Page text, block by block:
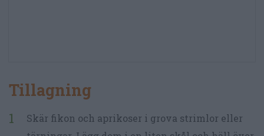
Tillagning
Skär fikon och aprikoser i grova strimlor eller